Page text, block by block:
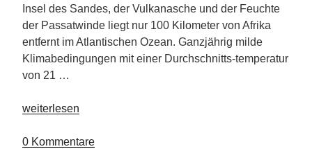
Insel des Sandes, der Vulkanasche und der Feuchte
der Passatwinde liegt nur 100 Kilometer von Afrika
entfernt im Atlantischen Ozean. Ganzjährig milde
Klimabedingungen mit einer Durchschnitts-temperatur
von 21 …
„Kulinarisches
Reise-
weiterlesen
0 Kommentare